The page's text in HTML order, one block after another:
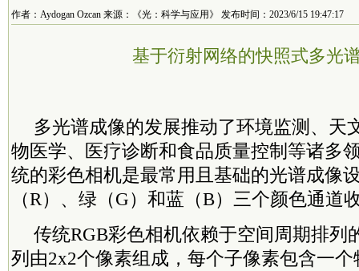
作者：Aydogan Ozcan 来源：《光：科学与应用》 发布时间：2023/6/15 19:47:17
基于衍射网络的快照式多光
多光谱成像的发展推动了环境监测、天
物医学、医疗诊断和食品质量控制等诸多
统的彩色相机是最常用且基础的光谱成像
（R）、绿（G）和蓝（B）三个颜色通道
传统RGB彩色相机依赖于空间周期排列
列由2x2个像素组成，每个子像素包含一